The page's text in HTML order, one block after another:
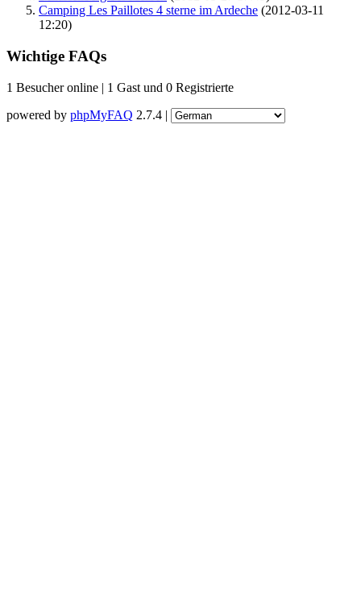
Camping Les Paillotes 4 sterne im Ardeche (2012-03-11
12:20)
Wichtige FAQs
1 Besucher online | 1 Gast und 0 Registrierte
powered by phpMyFAQ 2.7.4 |